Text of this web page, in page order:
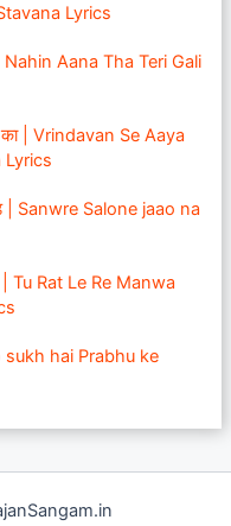
Lyrics
| Nahin Aana Tha Teri Gali
का | Vrindavan Se Aaya
Lyrics
| Sanwre Salone jaao na
| Tu Rat Le Re Manwa
sukh hai Prabhu ke